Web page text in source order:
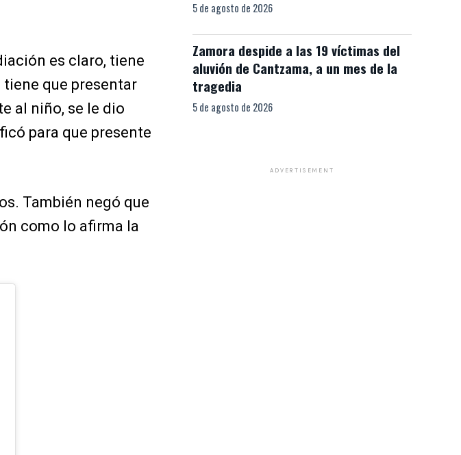
es claro, tiene
tiene que presentar
al niño, se le dio
para que presente
También negó que
como lo afirma la
5 de agosto de 2026
Zamora despide a las 19 víctimas del
aluvión de Cantzama, a un mes de la
tragedia
5 de agosto de 2026
ADVERTISEMENT